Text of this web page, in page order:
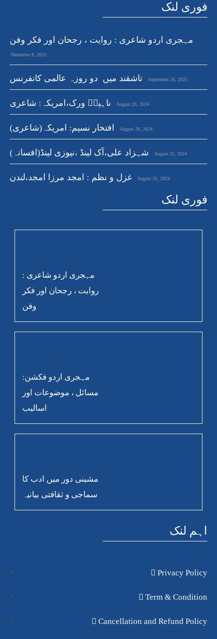
فوری لنک
مہجری اردو شاعری : روایت ، رجحان اور فکر وفن
December 8, 2025
تاشقند میں دو روزہ عالمی کانفرنس September 26, 2025
ناہیدؔ ورک،امریکہ: شاعری August 29, 2024
افتخار نسیم: امریکہ(شاعری) August 26, 2024
شہزاد علی،آک لینڈ ،نیوزی لینڈ(افسانہ) August 25, 2024
غزل و نظم : امجد مرزا امجد،لندن August 21, 2024
فوری لنک
مہجری اردو شاعری :
روایت ، رجحان اور فکر
وفن
مہجری اردو فکشن:
مسائل ، موضوعات اور
اسالیب
مشینی دور میں ادب کا
سماجی و ثقافتی بیانیہ
اہم لنک
Privacy Policy
Term & Condition
Cancellation and Refund Policy